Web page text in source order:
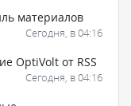
материалов
Сегодня, в 04:16
OptiVolt от RSS
Сегодня, в 04:16